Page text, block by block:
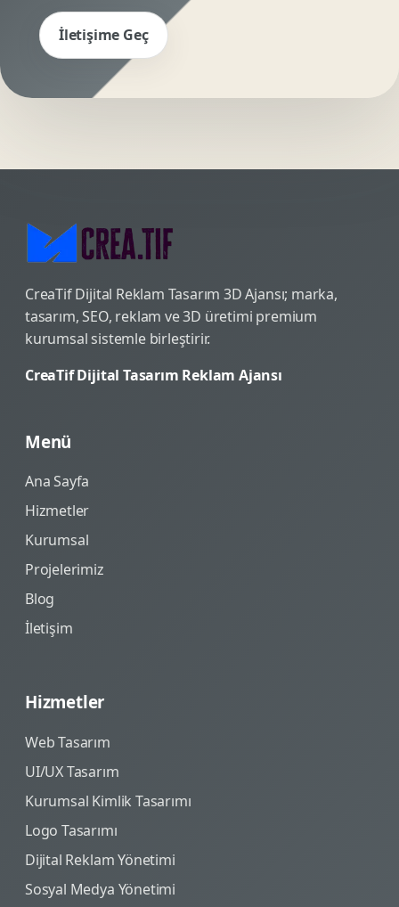
İletişime Geç
CreaTif Dijital Reklam Tasarım 3D Ajansı; marka,
tasarım, SEO, reklam ve 3D üretimi premium
kurumsal sistemle birleştirir.
CreaTif Dijital Tasarım Reklam Ajansı
Menü
Ana Sayfa
Hizmetler
Kurumsal
Projelerimiz
Blog
İletişim
Hizmetler
Web Tasarım
UI/UX Tasarım
Kurumsal Kimlik Tasarımı
Logo Tasarımı
Dijital Reklam Yönetimi
Sosyal Medya Yönetimi